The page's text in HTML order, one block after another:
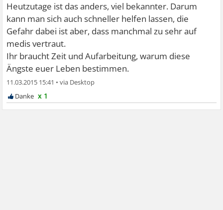
Heutzutage ist das anders, viel bekannter. Darum
kann man sich auch schneller helfen lassen, die
Gefahr dabei ist aber, dass manchmal zu sehr auf
medis vertraut.
Ihr braucht Zeit und Aufarbeitung, warum diese
Ängste euer Leben bestimmen.
11.03.2015 15:41 •
x 1